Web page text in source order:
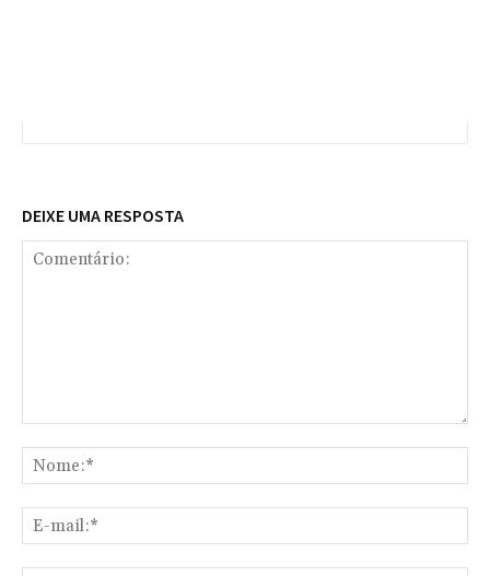
DEIXE UMA RESPOSTA